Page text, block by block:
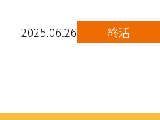
2025.06.26 終活